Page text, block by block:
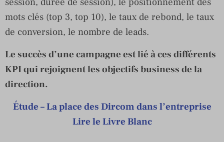
mots clés (top 3, top 10), le taux de rebond, le taux
de conversion, le nombre de leads.
Le succès d’une campagne est lié à ces différents
KPI qui rejoignent les objectifs business de la
direction.
Étude – La place des Dircom dans l’entreprise
Lire le Livre Blanc